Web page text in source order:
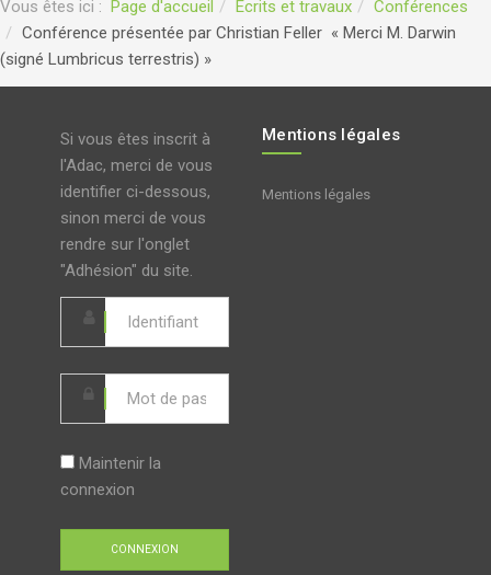
Vous êtes ici : Page d'accueil Ecrits et travaux
Conférences
Conférence présentée par Christian Feller « Merci M. Darwin
(signé Lumbricus terrestris) »
Si vous êtes inscrit à
l'Adac, merci de vous
identifier ci-dessous,
sinon merci de vous
rendre sur l'onglet
"Adhésion" du site.
Maintenir la
connexion
Mentions légales
Mentions légales